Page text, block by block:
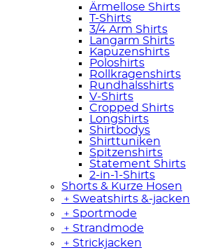
Ärmellose Shirts
T-Shirts
3/4 Arm Shirts
Langarm Shirts
Kapuzenshirts
Poloshirts
Rollkragenshirts
Rundhalsshirts
V-Shirts
Cropped Shirts
Longshirts
Shirtbodys
Shirttuniken
Spitzenshirts
Statement Shirts
2-in-1-Shirts
Shorts & Kurze Hosen
﹢ Sweatshirts &-jacken
﹢ Sportmode
﹢ Strandmode
﹢ Strickjacken